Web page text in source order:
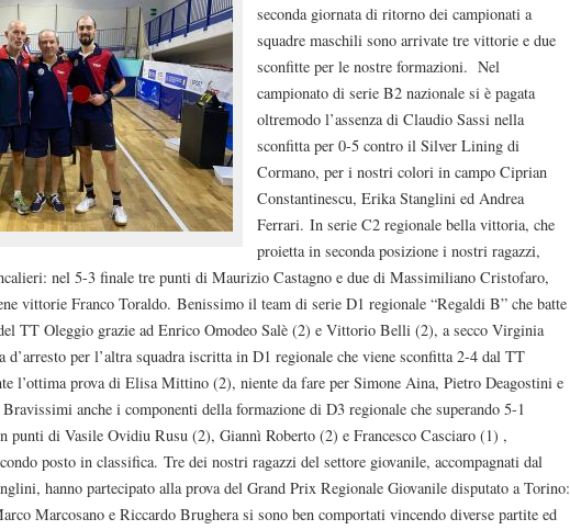
seconda giornata di ritorno dei campionati a
squadre maschili sono arrivate tre vittorie e due
sconfitte per le nostre formazioni. Nel
campionato di serie B2 nazionale si è pagata
oltremodo l’assenza di Claudio Sassi nella
sconfitta per 0-5 contro il Silver Lining di
Cormano, per i nostri colori in campo Ciprian
Constantinescu, Erika Stanglini ed Andrea
Ferrari. In serie C2 regionale bella vittoria, che
proietta in seconda posizione i nostri ragazzi,
nel 5-3 finale tre punti di Maurizio Castagno e due di Massimiliano Cristofaro,
vittorie Franco Toraldo. Benissimo il team di serie D1 regionale “Regaldi B” che batte
TT Oleggio grazie ad Enrico Omodeo Salè (2) e Vittorio Belli (2), a secco Virginia
d’arresto per l’altra squadra iscritta in D1 regionale che viene sconfitta 2-4 dal TT
l’ottima prova di Elisa Mittino (2), niente da fare per Simone Aina, Pietro Deagostini e
anche i componenti della formazione di D3 regionale che superando 5-1
punti di Vasile Ovidiu Rusu (2), Giannì Roberto (2) e Francesco Casciaro (1) ,
posto in classifica. Tre dei nostri ragazzi del settore giovanile, accompagnati dal
hanno partecipato alla prova del Grand Prix Regionale Giovanile disputato a Torino:
Marcosano e Riccardo Brughera si sono ben comportati vincendo diverse partite ed